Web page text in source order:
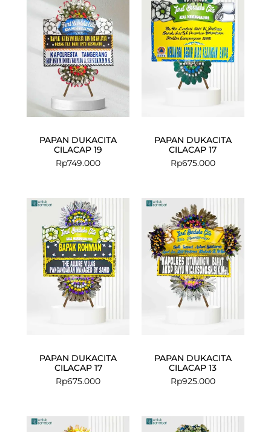
PAPAN DUKACITA
CILACAP 19
Rp749.000
PAPAN DUKACITA
CILACAP 17
Rp675.000
PAPAN DUKACITA
CILACAP 17
Rp675.000
PAPAN DUKACITA
CILACAP 13
Rp925.000